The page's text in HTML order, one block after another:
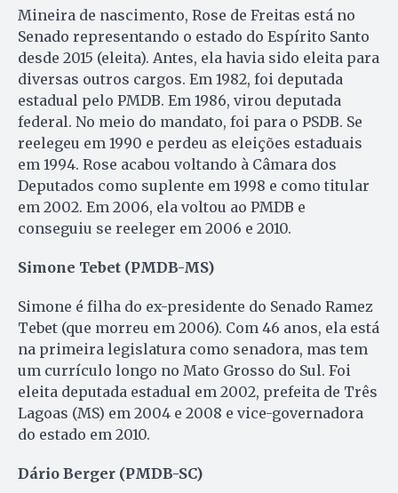
Mineira de nascimento, Rose de Freitas está no
Senado representando o estado do Espírito Santo
desde 2015 (eleita). Antes, ela havia sido eleita para
diversas outros cargos. Em 1982, foi deputada
estadual pelo PMDB. Em 1986, virou deputada
federal. No meio do mandato, foi para o PSDB. Se
reelegeu em 1990 e perdeu as eleições estaduais
em 1994. Rose acabou voltando à Câmara dos
Deputados como suplente em 1998 e como titular
em 2002. Em 2006, ela voltou ao PMDB e
conseguiu se reeleger em 2006 e 2010.
Simone Tebet (PMDB-MS)
Simone é filha do ex-presidente do Senado Ramez
Tebet (que morreu em 2006). Com 46 anos, ela está
na primeira legislatura como senadora, mas tem
um currículo longo no Mato Grosso do Sul. Foi
eleita deputada estadual em 2002, prefeita de Três
Lagoas (MS) em 2004 e 2008 e vice-governadora
do estado em 2010.
Dário Berger (PMDB-SC)